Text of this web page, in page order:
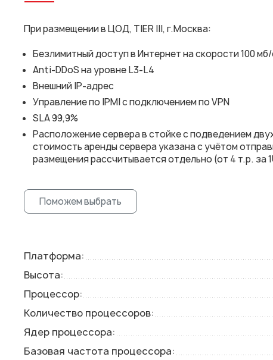
При размещении в ЦОД, TIER III, г.Москва:
Безлимитный доступ в Интернет на скорости 100
Anti-DDoS на уровне L3-L4
Внешний IP-адрес
Управление по IPMI с подключением по VPN
SLA 99,9%
Расположение сервера в стойке с подведением
стоимость аренды сервера указана с учётом
размещения рассчитывается отдельно (от 4 т.р. за
Поможем выбрать
Платформа:
Высота:
Процессор:
Количество процессоров:
Ядер процессора:
Базовая частота процессора: